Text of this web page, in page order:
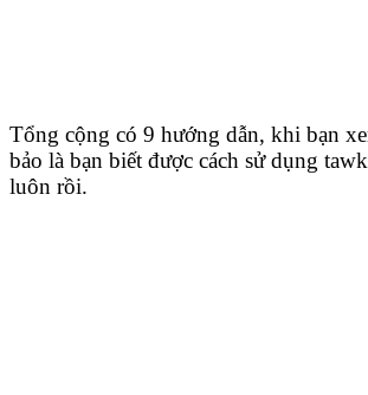
Tổng cộng có 9 hướng dẫn, khi bạn
bảo là bạn biết được cách sử dụng
luôn rồi.